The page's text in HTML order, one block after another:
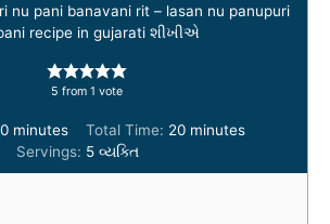
nu pani banavani rit – lasan nu panupuri
recipe in gujarati શીખીએ
5 from 1 vote
m
n
minutes Total Time: 20m
n
minutes
Servings: 5 વ્યક્તિ